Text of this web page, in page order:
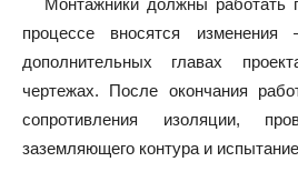
процессе вносятся
дополнительных главах
чертежах. После окончания
сопротивления изоляции,
заземляющего контура и